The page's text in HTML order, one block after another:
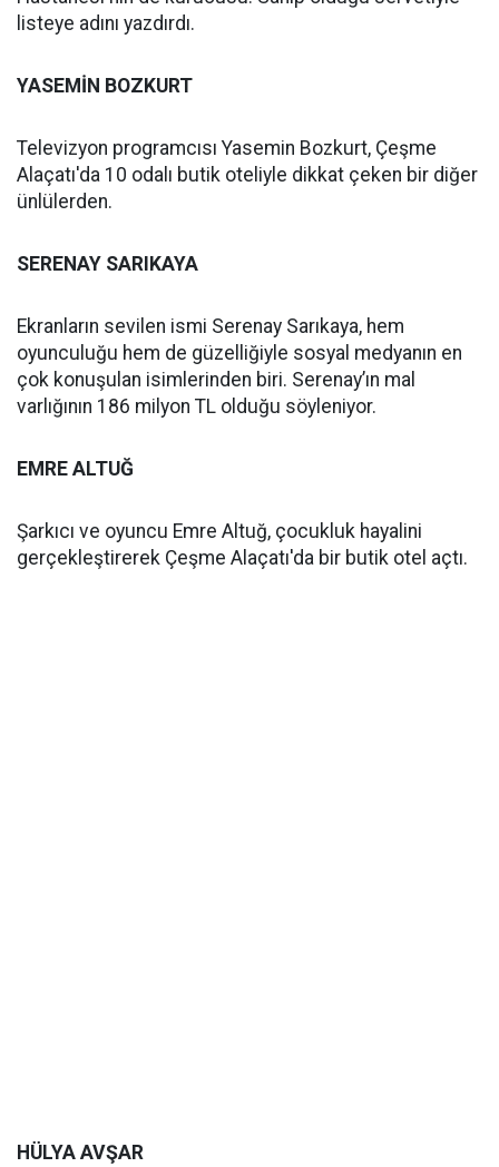
listeye adını yazdırdı.
YASEMİN BOZKURT
Televizyon programcısı Yasemin Bozkurt, Çeşme
Alaçatı'da 10 odalı butik oteliyle dikkat çeken bir diğer
ünlülerden.
SERENAY SARIKAYA
Ekranların sevilen ismi Serenay Sarıkaya, hem
oyunculuğu hem de güzelliğiyle sosyal medyanın en
çok konuşulan isimlerinden biri. Serenay’ın mal
varlığının 186 milyon TL olduğu söyleniyor.
EMRE ALTUĞ
Şarkıcı ve oyuncu Emre Altuğ, çocukluk hayalini
gerçekleştirerek Çeşme Alaçatı'da bir butik otel açtı.
HÜLYA AVŞAR